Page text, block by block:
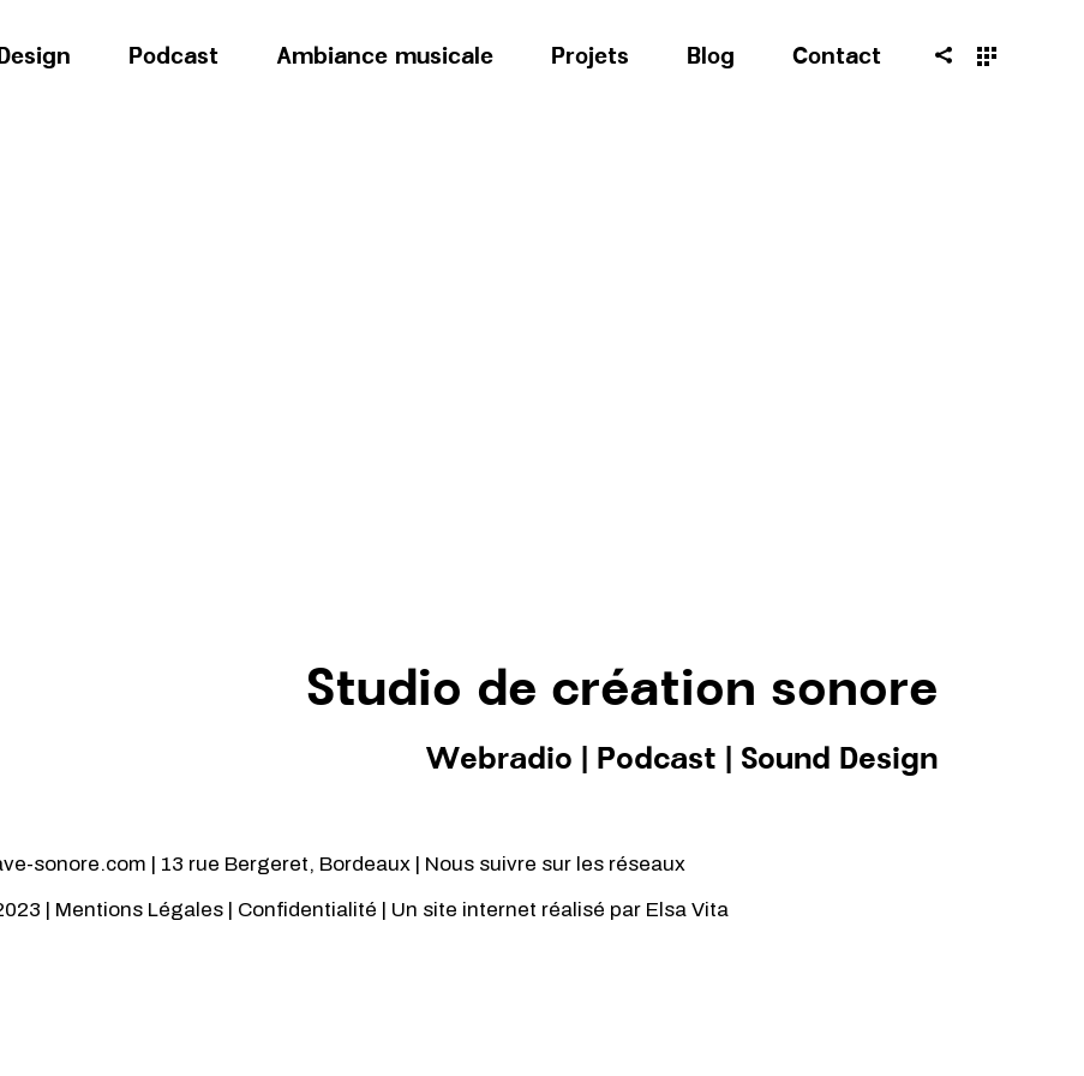
Podcast Ambiance musicale Projets Blog Contact
Studio de création sonore
Webradio Podcast Sound Design
sonore.com | 13 rue Bergeret, Bordeaux | Nous suivre sur les réseaux
| Mentions Légales| Confidentialité | Un site internet réalisé par Elsa Vita